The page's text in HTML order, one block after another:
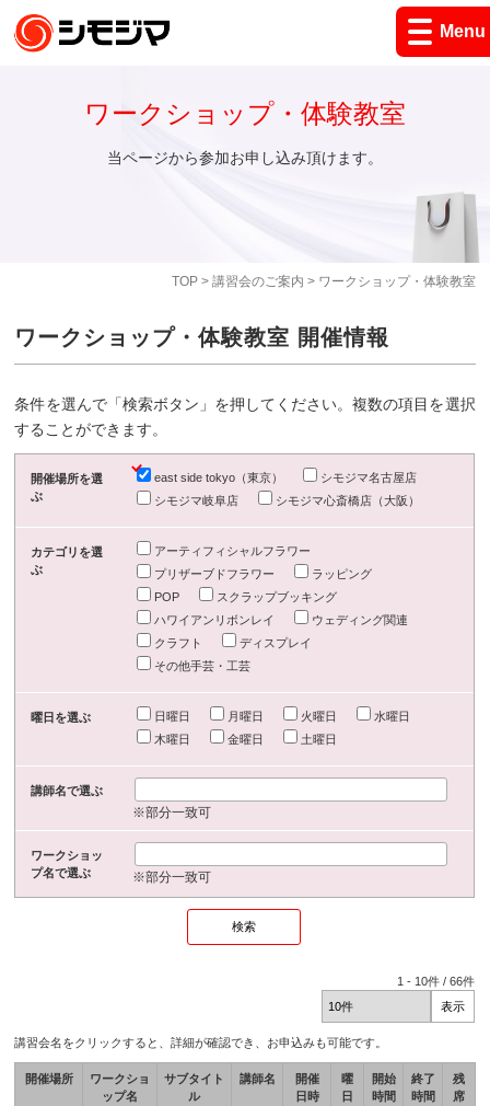
Menu
TOP> 講習会のご案内 > ワークショップ・体験教室
ワークショップ・体験教室
当ページから参加お申し込み頂けます。
ワークショップ・体験教室 開催情報
条件を選んで「検索ボタン」を押してください。複数の項目を選択
することができます。
開催場所を選
ぶ
east side tokyo（東京）
シモジマ名古屋店
シモジマ岐阜店
シモジマ心斎橋店（大阪）
カテゴリを選
ぶ
アーティフィシャルフラワー
プリザーブドフラワー
ラッピング
POP
スクラップブッキング
ハワイアンリボンレイ
ウェディング関連
クラフト
ディスプレイ
その他手芸・工芸
曜日を選ぶ 日曜日 月曜日 火曜日
水曜日
木曜日
金曜日 土曜日
講師名で選ぶ
※部分一致可
ワークショッ
プ名で選ぶ
※部分一致可
1 - 10件 /66件
講習会名をクリックすると、詳細が確認でき、お申込みも可能です。
開催場所
ワークショ
ップ名
サブタイト
ル
講師名
開催
日時
曜
日
開始
時間
終了
時間
残
席